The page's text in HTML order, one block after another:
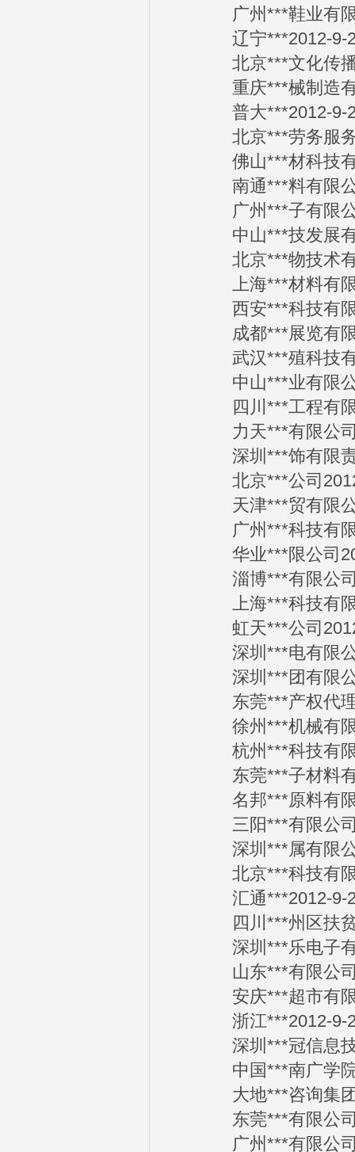
广州***鞋业有限
辽宁***2012-9-
北京***文化传播
重庆***械制造有
普大***2012-9-
北京***劳务服务
佛山***材科技有
南通***料有限公
广州***子有限公
中山***技发展有
北京***物技术有
上海***材料有限
西安***科技有限
成都***展览有限
武汉***殖科技有
中山***业有限公
四川***工程有限
力天***有限公司
深圳***饰有限责
北京***公司
天津***贸有限公
广州***科技有限
华业***限公司
淄博***有限公司
上海***科技有限
虹天***公司
深圳***电有限公
深圳***团有限公
东莞***产权代理
徐州***机械有限
杭州***科技有限
东莞***子材料有
名邦***原料有限
三阳***有限公司
深圳***属有限公
北京***科技有限
汇通***2012-9-
四川***州区扶贫
深圳***乐电子有
山东***有限公司
安庆***超市有限
浙江***2012-9-
深圳***冠信息技
中国***南广学院
大地***咨询集团
东莞***有限公司
广州***有限公司